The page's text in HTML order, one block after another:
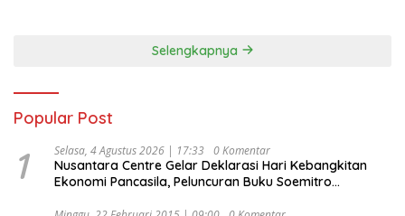
Selengkapnya
Popular Post
1 Selasa, 4 Agustus 2026 | 17:33 0 Komentar
Nusantara Centre Gelar Deklarasi Hari Kebangkitan
Ekonomi Pancasila, Peluncuran Buku Soemitro